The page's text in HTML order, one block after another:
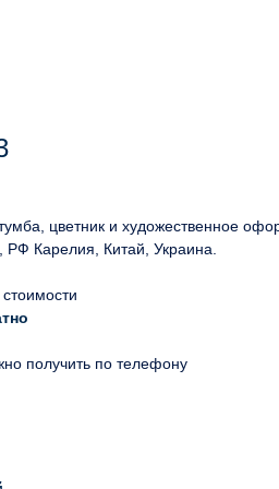
цветник и художественное
Карелия, Китай, Украина.
получить по телефону